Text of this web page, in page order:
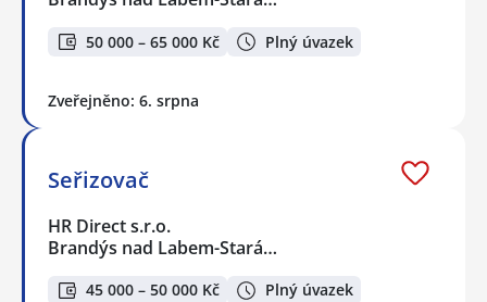
50 000 – 65 000 Kč Plný úvazek
Zveřejněno: 6. srpna
Seřizovač
HR Direct s.r.o.
Brandýs nad Labem-Stará…
45 000 – 50 000 Kč Plný úvazek